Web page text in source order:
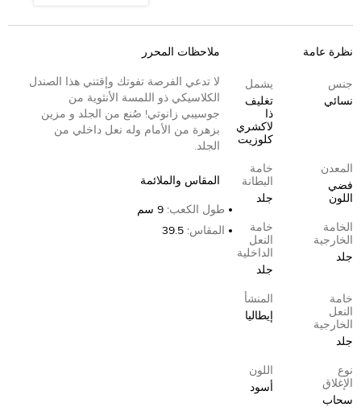
نظرة عامة
جنس
نسائي
يشمل
تغليف
ذا
لاكشري
كلوزيت
المعدن
فضي
اللون
خامة
البطانة
جلد
الخامة
الخارجية
جلد
خامة
النعل
الداخلية
جلد
خامة
النعل
الخارجية
جلد
المنشأ
إيطاليا
نوع
الإغلاق
سحاب
اللون
أسود
ملاحظات المحرر
لا تدعي الفرصة تفوتك وإقتني هذا الصندل
الكلاسيكي ذو اللمسة الأنثوية من
جوسيبي زانوتي! صُنع من الجلد و مزين
بزهرة من الأمام وله نعل داخلي من
الجلد.
المقاس والملائمة
طول الكعب: 9 سم
المقاس:
39.5